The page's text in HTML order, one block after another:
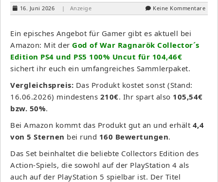
16. Juni 2026 | Anzeige Keine Kommentare
Ein episches Angebot für Gamer gibt es aktuell bei
Amazon: Mit der God of War Ragnarök Collector´s
Edition PS4 und PS5 100% Uncut für 104,46€
sichert ihr euch ein umfangreiches Sammlerpaket.
Vergleichspreis: Das Produkt kostet sonst (Stand:
16.06.2026) mindestens 210€. Ihr spart also 105,54€
bzw. 50%.
Bei Amazon kommt das Produkt gut an und erhält 4,4
von 5 Sternen bei rund 160 Bewertungen.
Das Set beinhaltet die beliebte Collectors Edition des
Action-Spiels, die sowohl auf der PlayStation 4 als
auch auf der PlayStation 5 spielbar ist. Der Titel